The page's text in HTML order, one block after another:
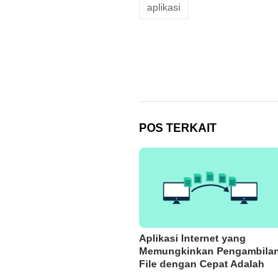
aplikasi
POS TERKAIT
Aplikasi Internet yang
Memungkinkan
File dengan Cepat Adalah